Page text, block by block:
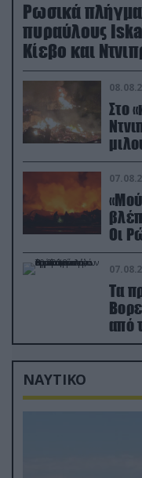
Ρωσικά
πυραύλους
Κίεβο και
εκρήξεις
Στο
Οι
Τα
από
που
ΝΑΥΤΙΚΟ